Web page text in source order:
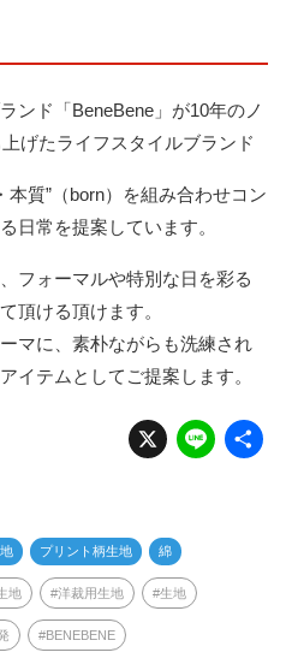
ンド「BeneBene」が10年のノ
げたライフスタイルブランド
質”（born）を組み合わせコン
日常を提案しています。
フォーマルや特別な日を彩る
頂ける頂けます。
マに、素朴ながらも洗練され
イテムとしてご提案します。
X Li
n
プリント柄生地 綿
地 洋裁用生地 生地
BENEBENE